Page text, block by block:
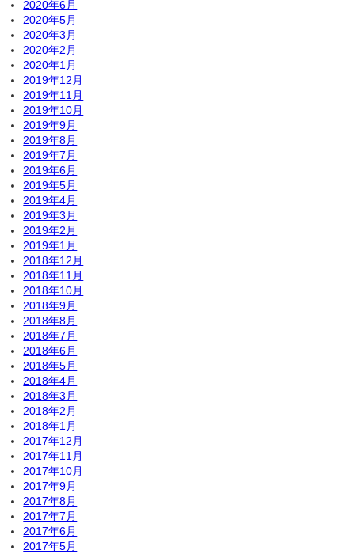
2020年6月
2020年5月
2020年3月
2020年2月
2020年1月
2019年12月
2019年11月
2019年10月
2019年9月
2019年8月
2019年7月
2019年6月
2019年5月
2019年4月
2019年3月
2019年2月
2019年1月
2018年12月
2018年11月
2018年10月
2018年9月
2018年8月
2018年7月
2018年6月
2018年5月
2018年4月
2018年3月
2018年2月
2018年1月
2017年12月
2017年11月
2017年10月
2017年9月
2017年8月
2017年7月
2017年6月
2017年5月